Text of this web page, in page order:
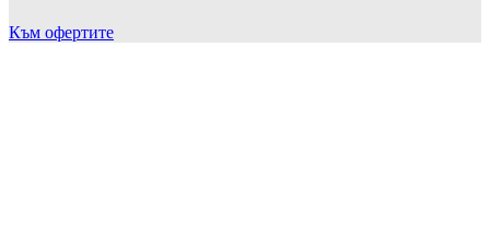
Към офертите